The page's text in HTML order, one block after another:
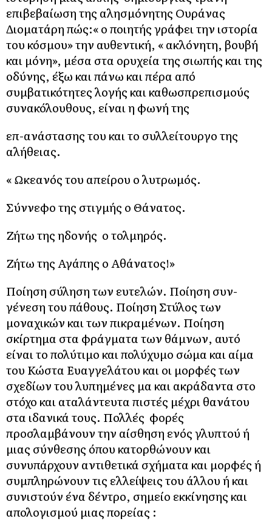
επιβεβαίωση της αλησμόνητης Ουράνας
Διοματάρη πώς:« ο ποιητής γράφει την ιστορία
του κόσμου» την αυθεντική, « ακλόνητη, βουβή
και μόνη», μέσα στα ορυχεία της σιωπής και της
οδύνης, έξω και πάνω και πέρα από
συμβατικότητες λογής και καθωσπρεπισμούς
συνακόλουθους, είναι η φωνή της
επ-ανάστασης του και το συλλείτουργο της
αλήθειας.
« Ωκεανός του απείρου ο λυτρωμός.
Σύννεφο της στιγμής ο Θάνατος.
Ζήτω της ηδονής ο τολμηρός.
Ζήτω της Αγάπης ο Αθάνατος!»
Ποίηση σύληση των ευτελών. Ποίηση συν-
γένεση του πάθους. Ποίηση Στύλος των
μοναχικών και των πικραμένων. Ποίηση
σκίρτημα στα φράγματα των θάμνων, αυτό
είναι το πολύτιμο και πολύχυμο σώμα και αίμα
του Κώστα Ευαγγελάτου και οι μορφές των
σχεδίων του λυπημένες μα και ακράδαντα στο
στόχο και αταλάντευτα πιστές μέχρι θανάτου
στα ιδανικά τους. Πολλές φορές
προσλαμβάνουν την αίσθηση ενός γλυπτού ή
μιας σύνθεσης όπου κατορθώνουν και
συνυπάρχουν αντιθετικά σχήματα και μορφές ή
συμπληρώνουν τις ελλείψεις του άλλου ή και
συνιστούν ένα δέντρο, σημείο εκκίνησης και
απολογισμού μιας πορείας :